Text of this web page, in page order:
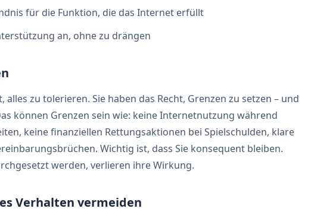
für die Funktion, die das Internet erfüllt
an, ohne zu drängen
alles zu tolerieren. Sie haben das Recht, Grenzen zu setzen – und
können Grenzen sein wie: keine Internetnutzung während
keine finanziellen Rettungsaktionen bei Spielschulden, klare
Wichtig ist, dass Sie konsequent bleiben.
werden, verlieren ihre Wirkung.
Verhalten vermeiden